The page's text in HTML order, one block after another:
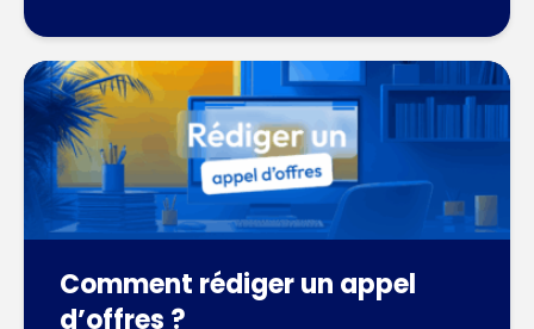
Comment rédiger un appel
d’offres ?